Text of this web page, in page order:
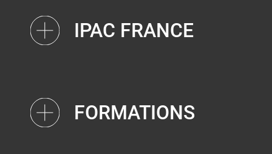
IPAC FRANCE
FORMATIONS